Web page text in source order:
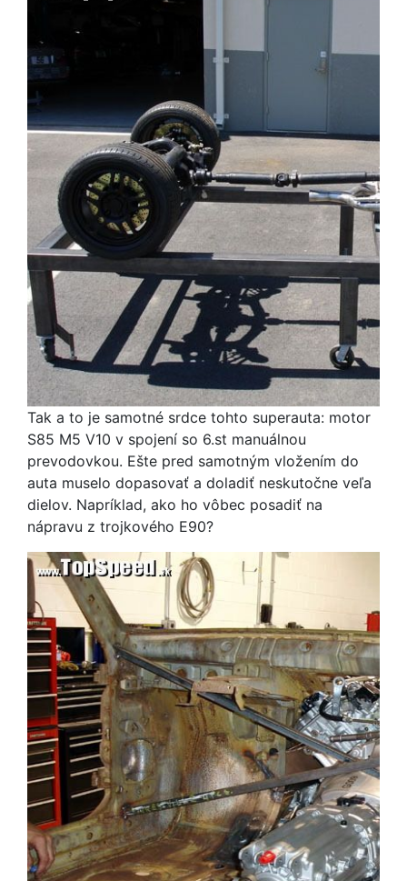
Tak a to je samotné srdce tohto superauta: motor
S85 M5 V10 v spojení so 6.st manuálnou
prevodovkou. Ešte pred samotným vložením do
auta muselo dopasovať a doladiť neskutočne veľa
dielov. Napríklad, ako ho vôbec posadiť na
nápravu z trojkového E90?